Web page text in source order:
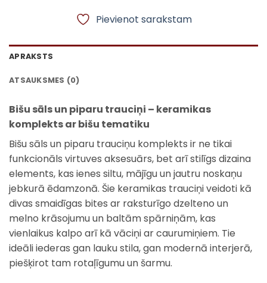
Pievienot sarakstam
APRAKSTS
ATSAUKSMES (0)
Bišu sāls un piparu trauciņi – keramikas
komplekts ar bišu tematiku
Bišu sāls un piparu trauciņu komplekts ir ne tikai
funkcionāls virtuves aksesuārs, bet arī stilīgs dizaina
elements, kas ienes siltu, mājīgu un jautru noskaņu
jebkurā ēdamzonā. Šie keramikas trauciņi veidoti kā
divas smaidīgas bites ar raksturīgo dzelteno un
melno krāsojumu un baltām spārniņām, kas
vienlaikus kalpo arī kā vāciņi ar caurumiņiem. Tie
ideāli iederas gan lauku stila, gan modernā interjerā,
piešķirot tam rotaļīgumu un šarmu.